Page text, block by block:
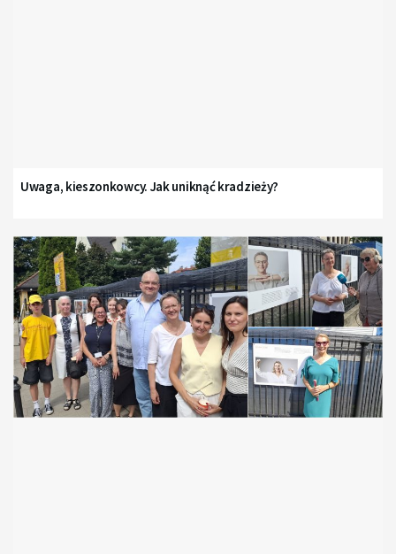
Uwaga, kieszonkowcy. Jak uniknąć kradzieży?